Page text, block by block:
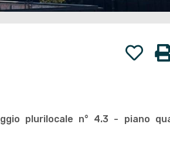
plurilocale n° 4.3 - piano